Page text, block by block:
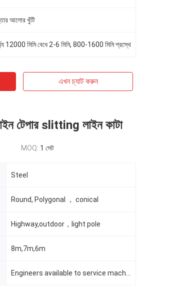
আলোর খুঁটি
12000 মিমি বেধে 2-6 মিমি, 800-1600 মিমি প্রস্থে
এখন চ্যাট করুন
টেপার slitting লাইন কাটা
MOQ: 1 সেট
Steel
Round, Polygonal ， conical
Highway,outdoor，light pole
8m,7m,6m